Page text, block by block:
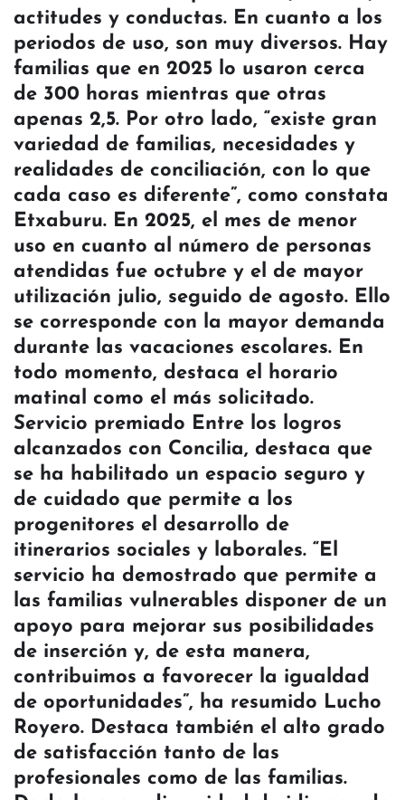
actitudes y conductas. En cuanto a los
periodos de uso, son muy diversos. Hay
familias que en 2025 lo usaron cerca
de 300 horas mientras que otras
apenas 2,5. Por otro lado, “existe gran
variedad de familias, necesidades y
realidades de conciliación, con lo que
cada caso es diferente”, como constata
Etxaburu. En 2025, el mes de menor
uso en cuanto al número de personas
atendidas fue octubre y el de mayor
utilización julio, seguido de agosto. Ello
se corresponde con la mayor demanda
durante las vacaciones escolares. En
todo momento, destaca el horario
matinal como el más solicitado.
Servicio premiado Entre los logros
alcanzados con Concilia, destaca que
se ha habilitado un espacio seguro y
de cuidado que permite a los
progenitores el desarrollo de
itinerarios sociales y laborales. “El
servicio ha demostrado que permite a
las familias vulnerables disponer de un
apoyo para mejorar sus posibilidades
de inserción y, de esta manera,
contribuimos a favorecer la igualdad
de oportunidades”, ha resumido Lucho
Royero. Destaca también el alto grado
de satisfacción tanto de las
profesionales como de las familias.